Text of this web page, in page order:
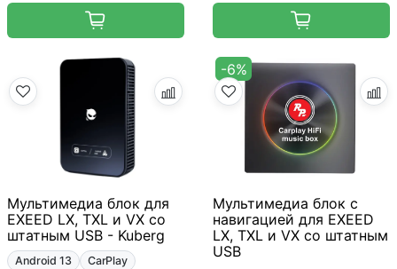
Мультимедиа блок для
EXEED LX, TXL и VX со
штатным USB - Kuberg
Android 13
CarPlay
-6%
Мультимедиа блок с
навигацией для EXEED
LX, TXL и VX со штатным
USB